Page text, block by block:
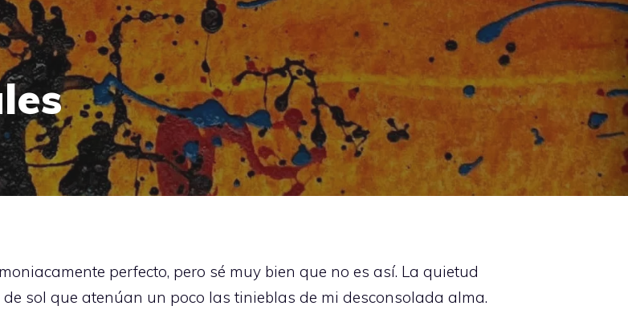
perfecto, pero sé muy bien que no es así. La quietud
sol que atenúan un poco las tinieblas de mi desconsolada alma.